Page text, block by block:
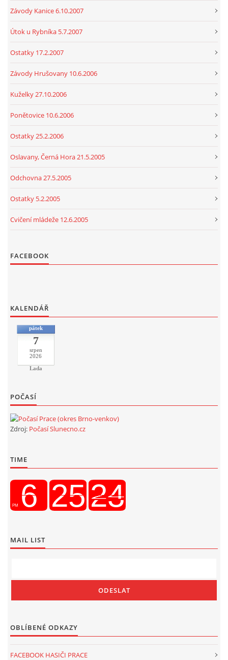
Závody Kanice 6.10.2007
Útok u Rybníka 5.7.2007
Ostatky 17.2.2007
Závody Hrušovany 10.6.2006
Kuželky 27.10.2006
Ponětovice 10.6.2006
Ostatky 25.2.2006
Oslavany, Černá Hora 21.5.2005
Odchovna 27.5.2005
Ostatky 5.2.2005
Cvičení mládeže 12.6.2005
FACEBOOK
KALENDÁŘ
pátek
7
srpen
2026
Lada
POČASÍ
Zdroj: Počasí Slunecno.cz
TIME
MAIL LIST
OBLÍBENÉ ODKAZY
FACEBOOK HASIČI PRACE